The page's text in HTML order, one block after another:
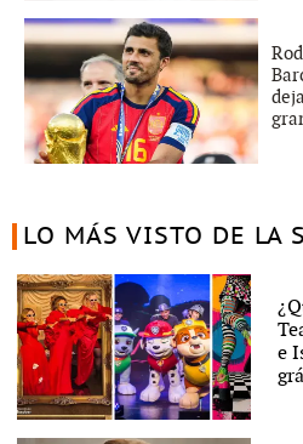
LO MÁS VISTO DE LA
e